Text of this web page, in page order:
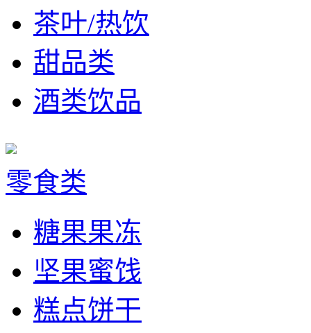
茶叶/热饮
甜品类
酒类饮品
零食类
糖果果冻
坚果蜜饯
糕点饼干